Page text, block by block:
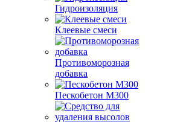
Гидроизоляция
Клеевые смеси
Противоморозная
добавка
Пескобетон М300